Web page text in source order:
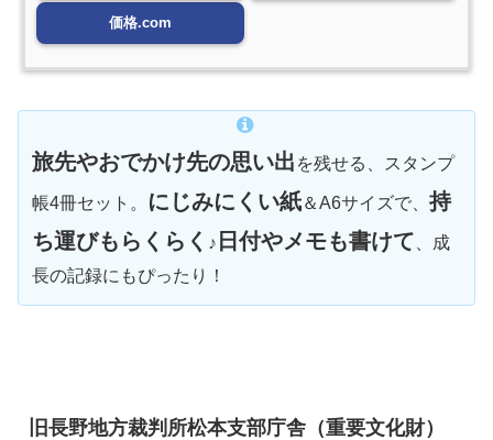
価格.com
旅先やおでかけ先の思い出 を残せる、スタンプ
帳4冊セット。 にじみにくい紙＆A6サイズで、 持
ち運びもらくらく ♪ 日付やメモも書けて 、成
長の記録にもぴったり！
旧長野地方裁判所松本支部庁舎（重要文化財）